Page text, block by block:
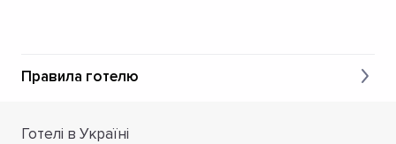
Правила готелю
Готелі в Україні